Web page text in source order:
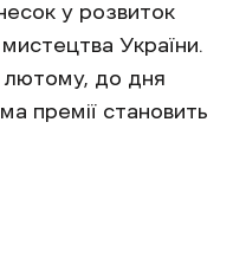
у розвиток
України.
лютому, до дня
премії становить